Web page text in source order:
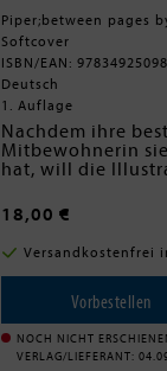
Piper;between pages
Softcover
ISBN/EAN:
Deutsch
1. Auflage
Nachdem ihre
Mitbewohnerin
hat, will die
flieht ins
ihre Tante nach
BuchladenLittle
wiederaufbaut.
Männern
auf den immer
Handwerker
Herz unerwartet
alles daran setzt,
18,00 €
Versandkostenfrei
Vorbestellen
NOCH NICHT
VERLAG/LIEFERANT: